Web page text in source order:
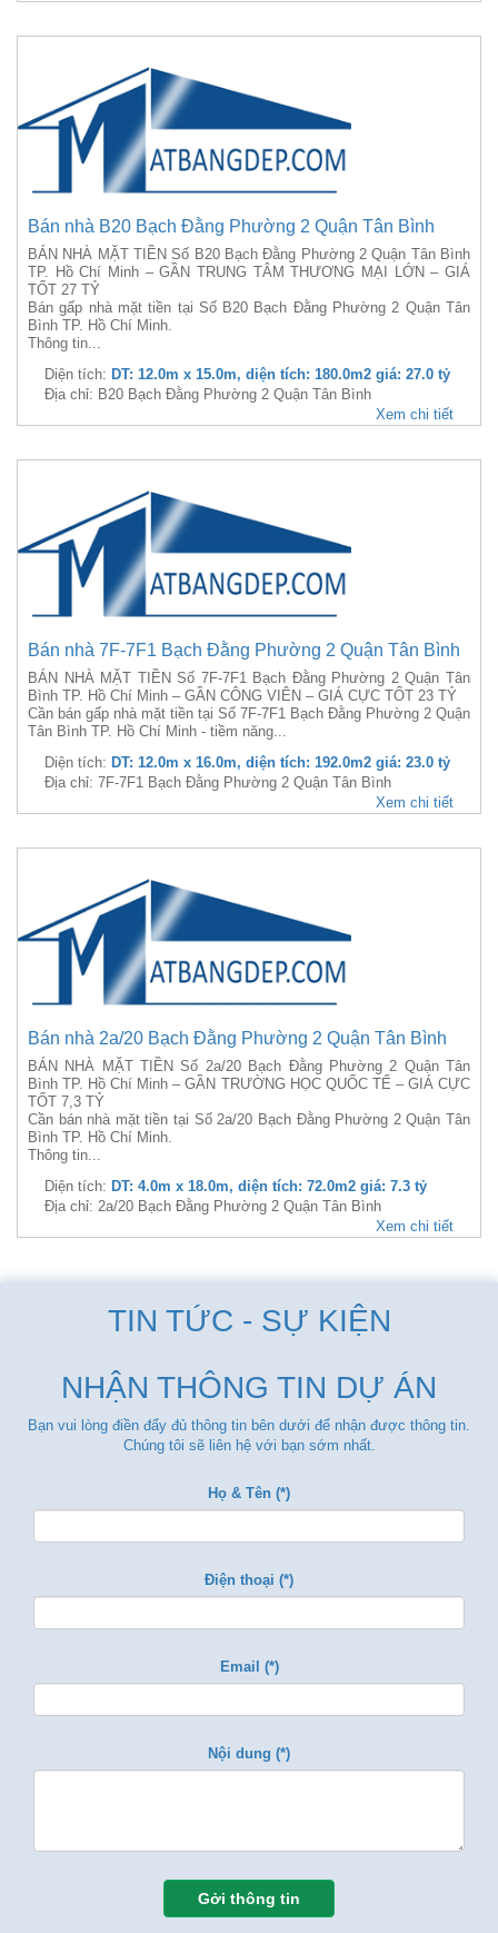
Bán nhà B20 Bạch Đằng Phường 2 Quận Tân Bình
BÁN NHÀ MẶT TIỀN Số B20 Bạch Đằng Phường 2 Quận Tân Bình
TP. Hồ Chí Minh – GẦN TRUNG TÂM THƯƠNG MẠI LỚN – GIÁ
TỐT 27 TỶ
Bán gấp nhà mặt tiền tại Số B20 Bạch Đằng Phường 2 Quận Tân
Bình TP. Hồ Chí Minh.
Thông tin...
Diện tích: DT: 12.0m x 15.0m, diện tích: 180.0m2 giá: 27.0 tỷ
Địa chỉ: B20 Bạch Đằng Phường 2 Quận Tân Bình
Xem chi tiết
Bán nhà 7F-7F1 Bạch Đằng Phường 2 Quận Tân Bình
BÁN NHÀ MẶT TIỀN Số 7F-7F1 Bạch Đằng Phường 2 Quận Tân
Bình TP. Hồ Chí Minh – GẦN CÔNG VIÊN – GIÁ CỰC TỐT 23 TỶ
Cần bán gấp nhà mặt tiền tại Số 7F-7F1 Bạch Đằng Phường 2 Quận
Tân Bình TP. Hồ Chí Minh - tiềm năng...
Diện tích: DT: 12.0m x 16.0m, diện tích: 192.0m2 giá: 23.0 tỷ
Địa chỉ: 7F-7F1 Bạch Đằng Phường 2 Quận Tân Bình
Xem chi tiết
Bán nhà 2a/20 Bạch Đằng Phường 2 Quận Tân Bình
BÁN NHÀ MẶT TIỀN Số 2a/20 Bạch Đằng Phường 2 Quận Tân
Bình TP. Hồ Chí Minh – GẦN TRƯỜNG HỌC QUỐC TẾ – GIÁ CỰC
TỐT 7,3 TỶ
Cần bán nhà mặt tiền tại Số 2a/20 Bạch Đằng Phường 2 Quận Tân
Bình TP. Hồ Chí Minh.
Thông tin...
Diện tích: DT: 4.0m x 18.0m, diện tích: 72.0m2 giá: 7.3 tỷ
Địa chỉ: 2a/20 Bạch Đằng Phường 2 Quận Tân Bình
Xem chi tiết
TIN TỨC - SỰ KIỆN
NHẬN THÔNG TIN DỰ ÁN
Bạn vui lòng điền đẩy đủ thông tin bên dưới để nhận được thông tin.
Chúng tôi sẽ liên hệ với bạn sớm nhất.
Họ & Tên (*)
Điện thoại (*)
Email (*)
Nội dung (*)
Gởi thông tin